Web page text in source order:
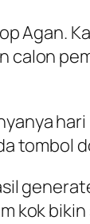
calon
tombol
kok